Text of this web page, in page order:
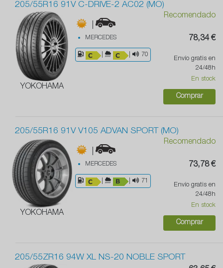
205/55R16 91V C-DRIVE-2 AC02 (MO)
YOKOHAMA
|
MERCEDES
70
Recomendado
78,34 €
Envío gratis en
24/48h
En stock
Comprar
205/55R16 91V V105 ADVAN SPORT (MO)
YOKOHAMA
|
MERCEDES
71
Recomendado
73,78 €
Envío gratis en
24/48h
En stock
Comprar
205/55ZR16 94W XL NS-20 NOBLE SPORT